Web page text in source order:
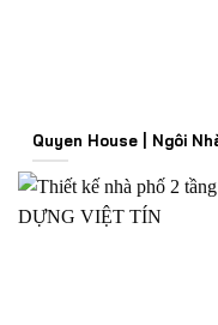
Quyen House | Ngôi